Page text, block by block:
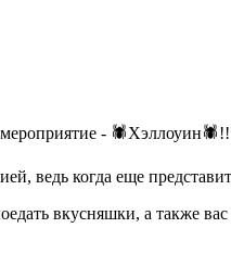
мероприятие -
ведь когда еще
вкусняшки, а также